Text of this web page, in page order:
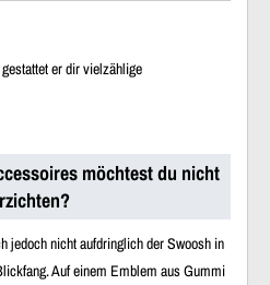
er dir vielzählige
möchtest du nicht
jedoch nicht aufdringlich der Swoosh in
Auf einem Emblem aus Gummi